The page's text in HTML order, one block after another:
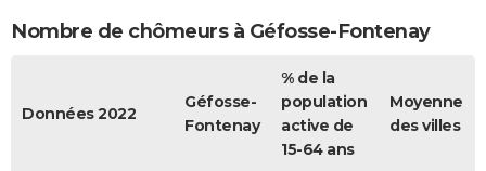
Nombre de chômeurs à Géfosse-Fontenay
Données 2022
Géfosse-
Fontenay
% de la
population
active de
15-64 ans
Moyenne
des villes